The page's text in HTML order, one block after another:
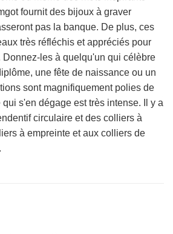
fournit des bijoux à graver
pas la banque. De plus, ces
très réfléchis et appréciés pour
Donnez-les à quelqu'un qui célèbre
une fête de naissance ou un
sont magnifiquement polies de
s'en dégage est très intense. Il y a
circulaire et des colliers à
à empreinte et aux colliers de